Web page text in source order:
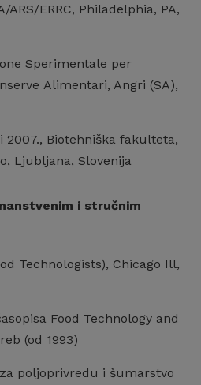
ERRC, Philadelphia, PA,
Sperimentale per
Alimentari, Angri (SA),
i 2007., Biotehniška fakulteta,
Ljubljana, Slovenija
i stručnim
Technologists), Chicago Ill,
Food Technology and
(od 1993)
poljoprivredu i šumarstvo